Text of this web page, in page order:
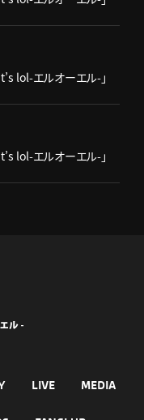
lol-エルオーエル-」
lol-エルオーエル-」
LIVE MEDIA